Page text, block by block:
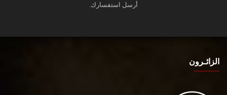
أرسل استفسارك.
الزائـرون